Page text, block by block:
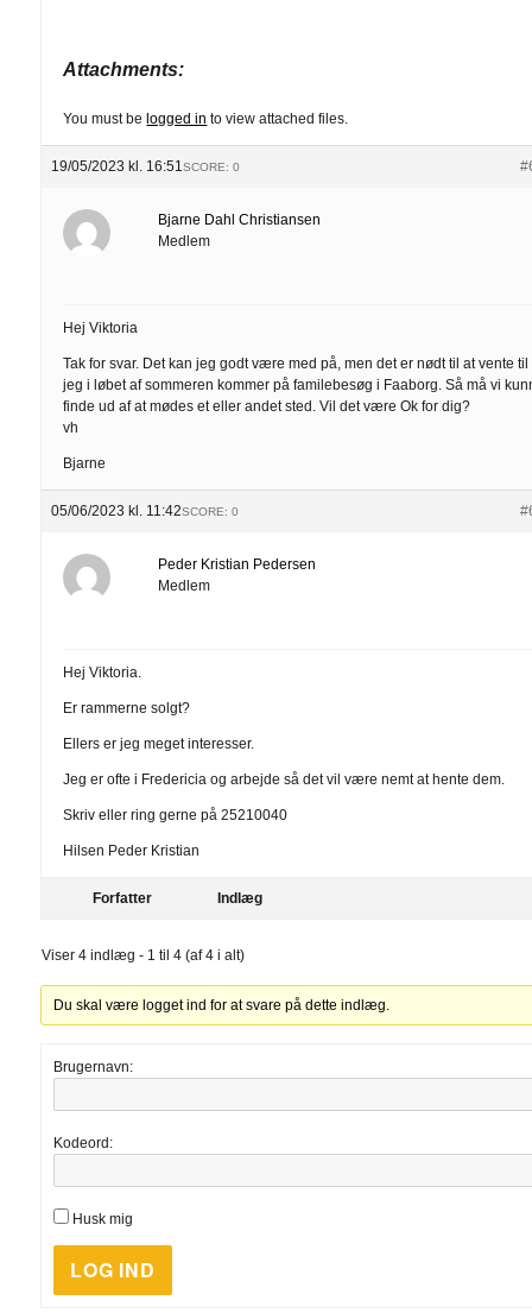
Attachments:
You must belogged in to view attached files.
19/05/2023 kl. 16:51SCORE: 0
Bjarne Dahl Christiansen
Medlem
Hej Viktoria
Tak for svar. Det kan jeg godt være med på, men det er nødt til at vente til
jeg i løbet af sommeren kommer på familebesøg i Faaborg. Så må vi
finde ud af at mødes et eller andet sted. Vil det være Ok for dig?
vh
Bjarne
05/06/2023 kl. 11:42SCORE: 0
Peder Kristian Pedersen
Medlem
Hej Viktoria.
Er rammerne solgt?
Ellers er jeg meget interesser.
Jeg er ofte i Fredericia og arbejde så det vil være nemt at hente dem.
Skriv eller ring gerne på 25210040
Hilsen Peder Kristian
Forfatter Indlæg
Viser 4 indlæg - 1 til 4 (af 4 i alt)
Du skal være logget ind for at svare på dette indlæg.
Brugernavn:
Kodeord:
Husk mig
LOG IND